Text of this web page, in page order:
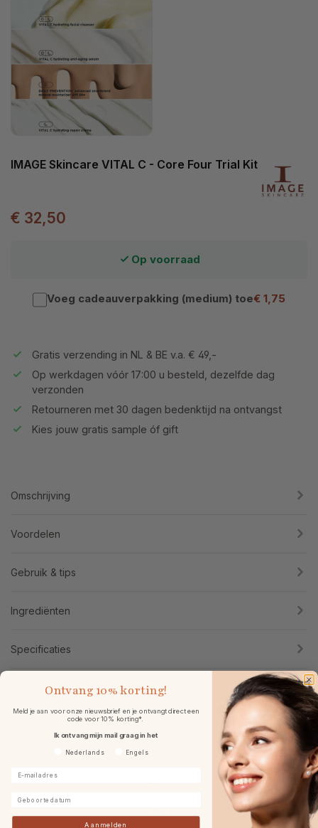
IMAGE Skincare VITAL C - Core Four Trial Kit
€ 32,50
Op voorraad
Voeg cadeauverpakking (medium) toe€ 1,75
Gratis verzending in NL & BE v.a. € 49,-
Op werkdagen vóór 17:00 u besteld, dezelfde dag
verzonden
Retourneren met 30 dagen bedenktijd na ontvangst
Kies jouw gratis sample óf gift
Omschrijving
Voordelen
Gebruik & tips
Ingrediënten
Specificaties
ReviewsOntvang 10% korting!
Meld je aan voor onze nieuwsbrief en je ontvangt direct een
code voor 10% korting*.
Ik ontvang mijn mail graag in het
Voorkeurtaal
Nederlands Engels
Aanmelden